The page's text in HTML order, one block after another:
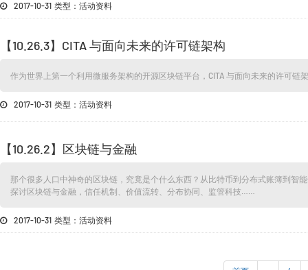
2017-10-31 类型：活动资料
【10.26.3】CITA 与面向未来的许可链架构
作为世界上第一个利用微服务架构的开源区块链平台，CITA 与面向未来的许可链
2017-10-31 类型：活动资料
【10.26.2】区块链与金融
那个很多人口中神奇的区块链，究竟是个什么东西？从比特币到分布式账簿到智
探讨区块链与金融，信任机制、价值流转、分布协同、监管科技……
2017-10-31 类型：活动资料